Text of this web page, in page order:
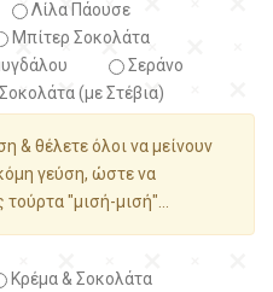
Λίλα Πάουσε
Μπίτερ Σοκολάτα
Σεράνο
(με Στέβια)
& θέλετε όλοι να μείνουν
γεύση, ώστε να
"μισή-μισή"...
Κρέμα & Σοκολάτα